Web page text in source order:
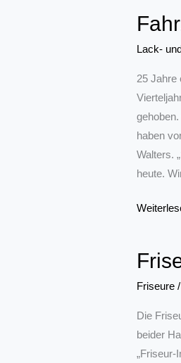
Lack-
25 Jahre
haben
Walters.
heute.
begeht
silbernes
Friseure/
Die
beider
„Friseur-